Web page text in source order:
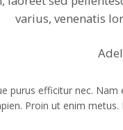
varius, venenatis
purus efficitur nec.
Proin ut enim metus.